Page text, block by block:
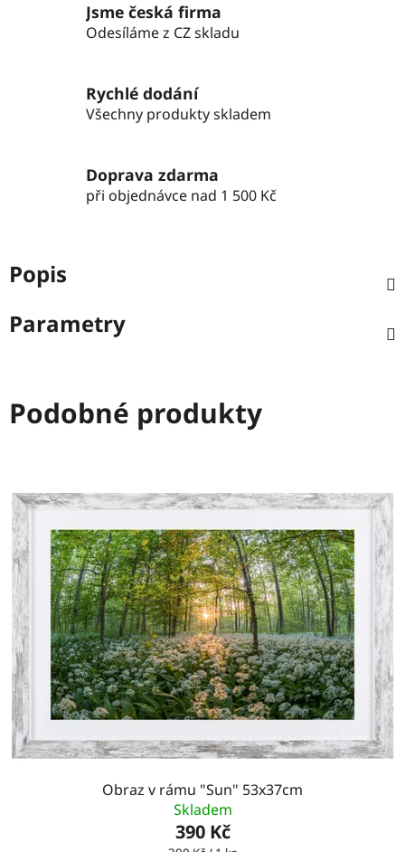
Jsme česká firma
Odesíláme z CZ skladu
Rychlé dodání
Všechny produkty skladem
Doprava zdarma
při objednávce nad 1 500 Kč
Popis
Parametry
Podobné produkty
Obraz v rámu "Sun" 53x37cm
Skladem
390 Kč